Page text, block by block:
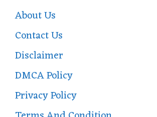
About Us
Contact Us
Disclaimer
DMCA Policy
Privacy Policy